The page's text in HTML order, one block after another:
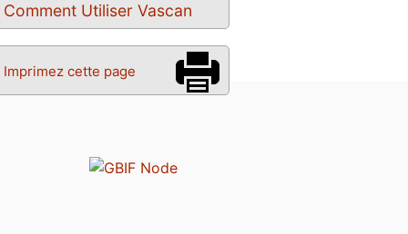
Comment Utiliser Vascan
Imprimez cette page